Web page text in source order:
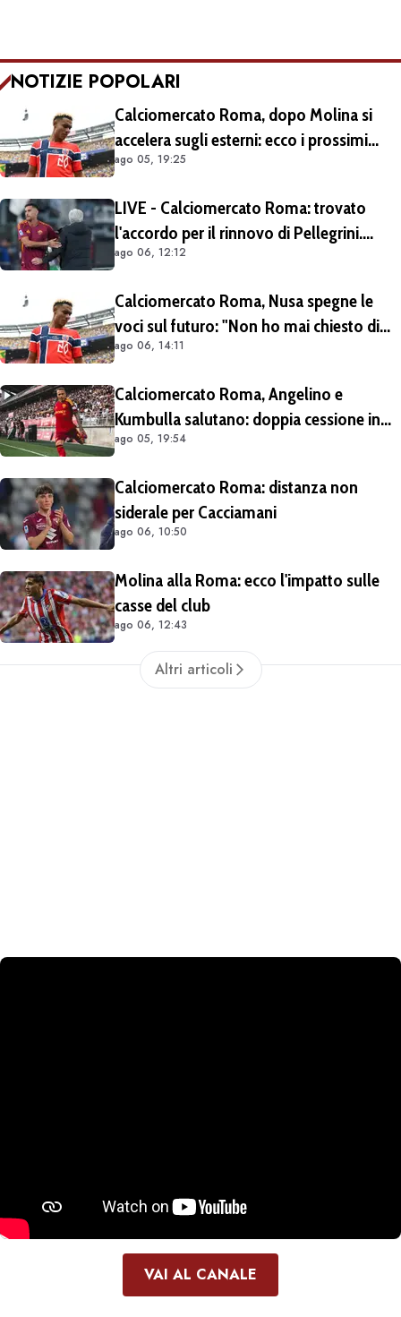
NOTIZIE POPOLARI
Calciomercato Roma, dopo Molina si
accelera sugli esterni: ecco i prossimi
obiettivi
ago 05, 19:25
LIVE - Calciomercato Roma: trovato
l'accordo per il rinnovo di Pellegrini.
Prolungamento di un solo anno
ago 06, 12:12
Calciomercato Roma, Nusa spegne le
voci sul futuro: "Non ho mai chiesto di
lasciare il Lipsia. I media possono scrivere
ago 06, 14:11
Calciomercato Roma, Angelino e
Kumbulla salutano: doppia cessione in
Spagna
ago 05, 19:54
Calciomercato Roma: distanza non
siderale per Cacciamani
ago 06, 10:50
Molina alla Roma: ecco l'impatto sulle
casse del club
ago 06, 12:43
Altri articoli
VAI AL CANALE